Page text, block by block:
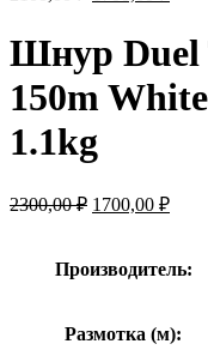
Шнур Duel
150m
1.1kg
2300,00₽ 1700,00 ₽
Производитель:
Размотка (м):